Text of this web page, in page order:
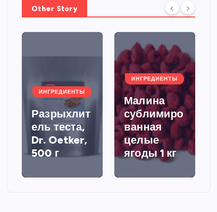
Other Story
ИНГРЕДИЕНТЫ
Разрыхлит
ель теста,
Dr. Oetker,
500 г
ИНГРЕДИЕНТЫ
Малина
сублимиро
ванная
целые
ягоды 1 кг